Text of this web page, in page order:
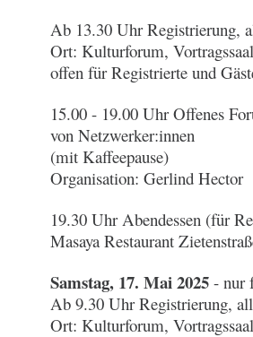
Ab 13.30 Uhr Registrierung,
Ort: Kulturforum,
offen für Registrierte und
15.00 - 19.00 Uhr Offenes
von Netzwerker:innen
(mit Kaffeepause)
Organisation: Gerlind Hector
19.30 Uhr Abendessen (für
Masaya Restaurant
Samstag, 17. Mai 2025 - nur
Ab 9.30 Uhr Registrierung,
Ort: Kulturforum,